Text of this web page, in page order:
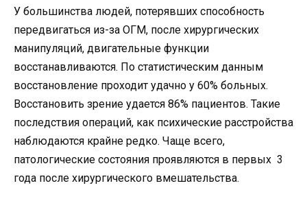
У большинства людей, потерявших способность
передвигаться из-за ОГМ, после хирургических
манипуляций, двигательные функции
восстанавливаются. По статистическим данным
восстановление проходит удачно у 60% больных.
Восстановить зрение удается 86% пациентов. Такие
последствия операций, как психические расстройства
наблюдаются крайне редко. Чаще всего,
патологические состояния проявляются в первых 3
года после хирургического вмешательства.